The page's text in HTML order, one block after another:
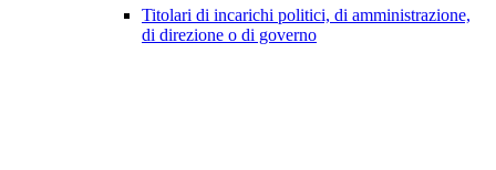
Titolari di incarichi politici, di amministrazione,
di direzione o di governo